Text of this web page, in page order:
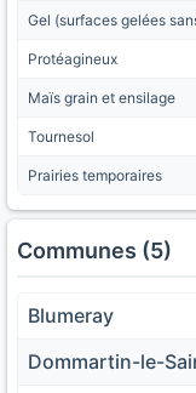
Gel (surfaces gelées
Protéagineux
Maïs grain et ensilage
Tournesol
Prairies temporaires
Communes (5)
Blumeray
Dommartin-le-